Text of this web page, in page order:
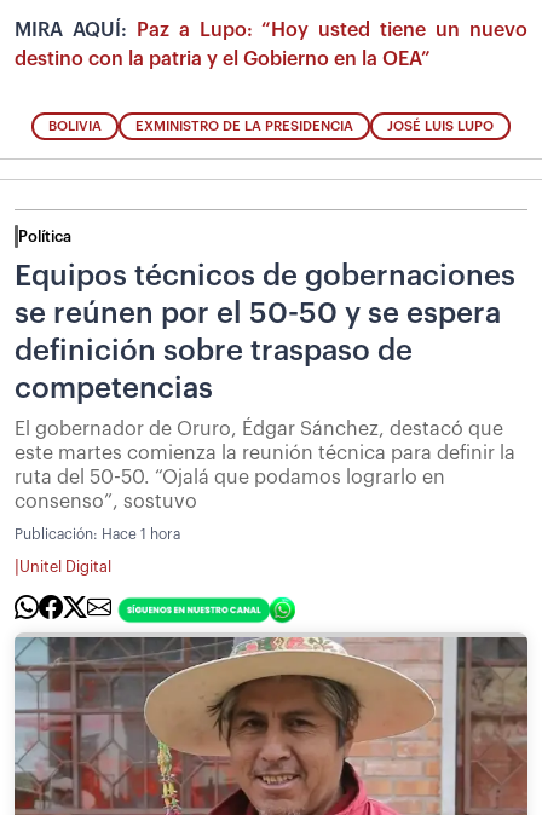
MIRA AQUÍ:
Paz a Lupo: “Hoy usted tiene un nuevo
destino con la patria y el Gobierno en la OEA”
BOLIVIA EXMINISTRO DE LA PRESIDENCIA JOSÉ LUIS LUPO
Política
Equipos técnicos de gobernaciones
se reúnen por el 50-50 y se espera
definición sobre traspaso de
competencias
El gobernador de Oruro, Édgar Sánchez, destacó que
este martes comienza la reunión técnica para definir la
ruta del 50-50. “Ojalá que podamos lograrlo en
consenso”, sostuvo
Publicación: Hace 1 hora
Unitel Digital